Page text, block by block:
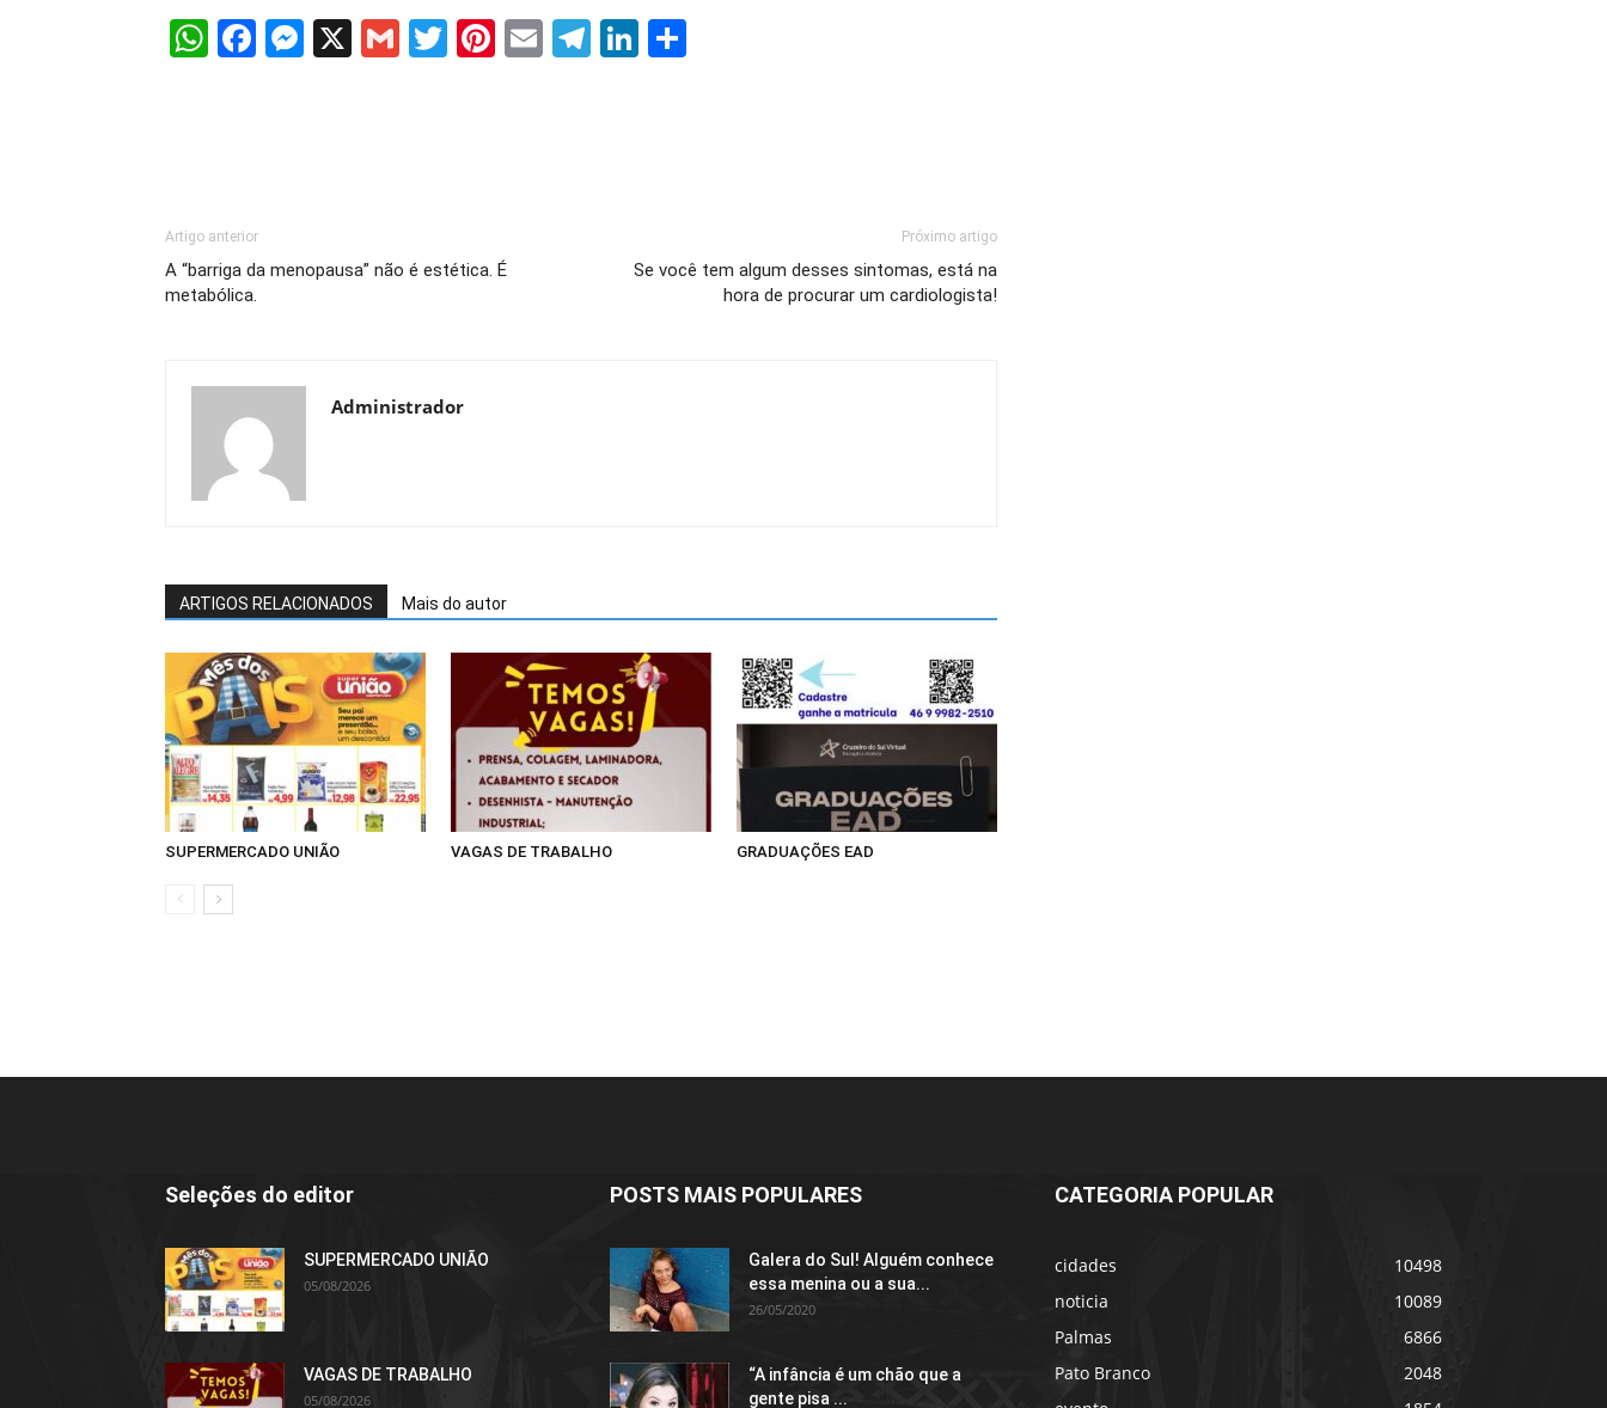
WhatsApp
Facebook
Messenger
X GmailTwitter
Pinterest
EmailTelegram
LinkedIn
Artigo anterior
A “barriga da menopausa” não é estética. É
metabólica.
Próximo artigo
Se você tem algum desses sintomas, está na
hora de procurar um cardiologista!
Administrador
ARTIGOS RELACIONADOS Mais do autor
SUPERMERCADO UNIÃO VAGAS DE TRABALHO GRADUAÇÕES EAD
Seleções do editor
SUPERMERCADO UNIÃO
05/08/2026
VAGAS DE TRABALHO
05/08/2026
POSTS MAIS POPULARES
Galera do Sul! Alguém conhece
essa menina ou a sua...
26/05/2020
“A infância é um chão que a
gente pisa ...
CATEGORIA POPULAR
cidades
10498
noticia
10089
Palmas
6866
Pato Branco
2048